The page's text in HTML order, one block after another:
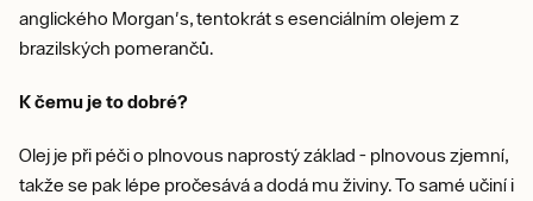
anglického Morgan's, tentokrát s esenciálním olejem z
brazilských pomerančů.
K čemu je to dobré?
Olej je při péči o plnovous naprostý základ - plnovous zjemní,
takže se pak lépe pročesává a dodá mu živiny. To samé učiní i